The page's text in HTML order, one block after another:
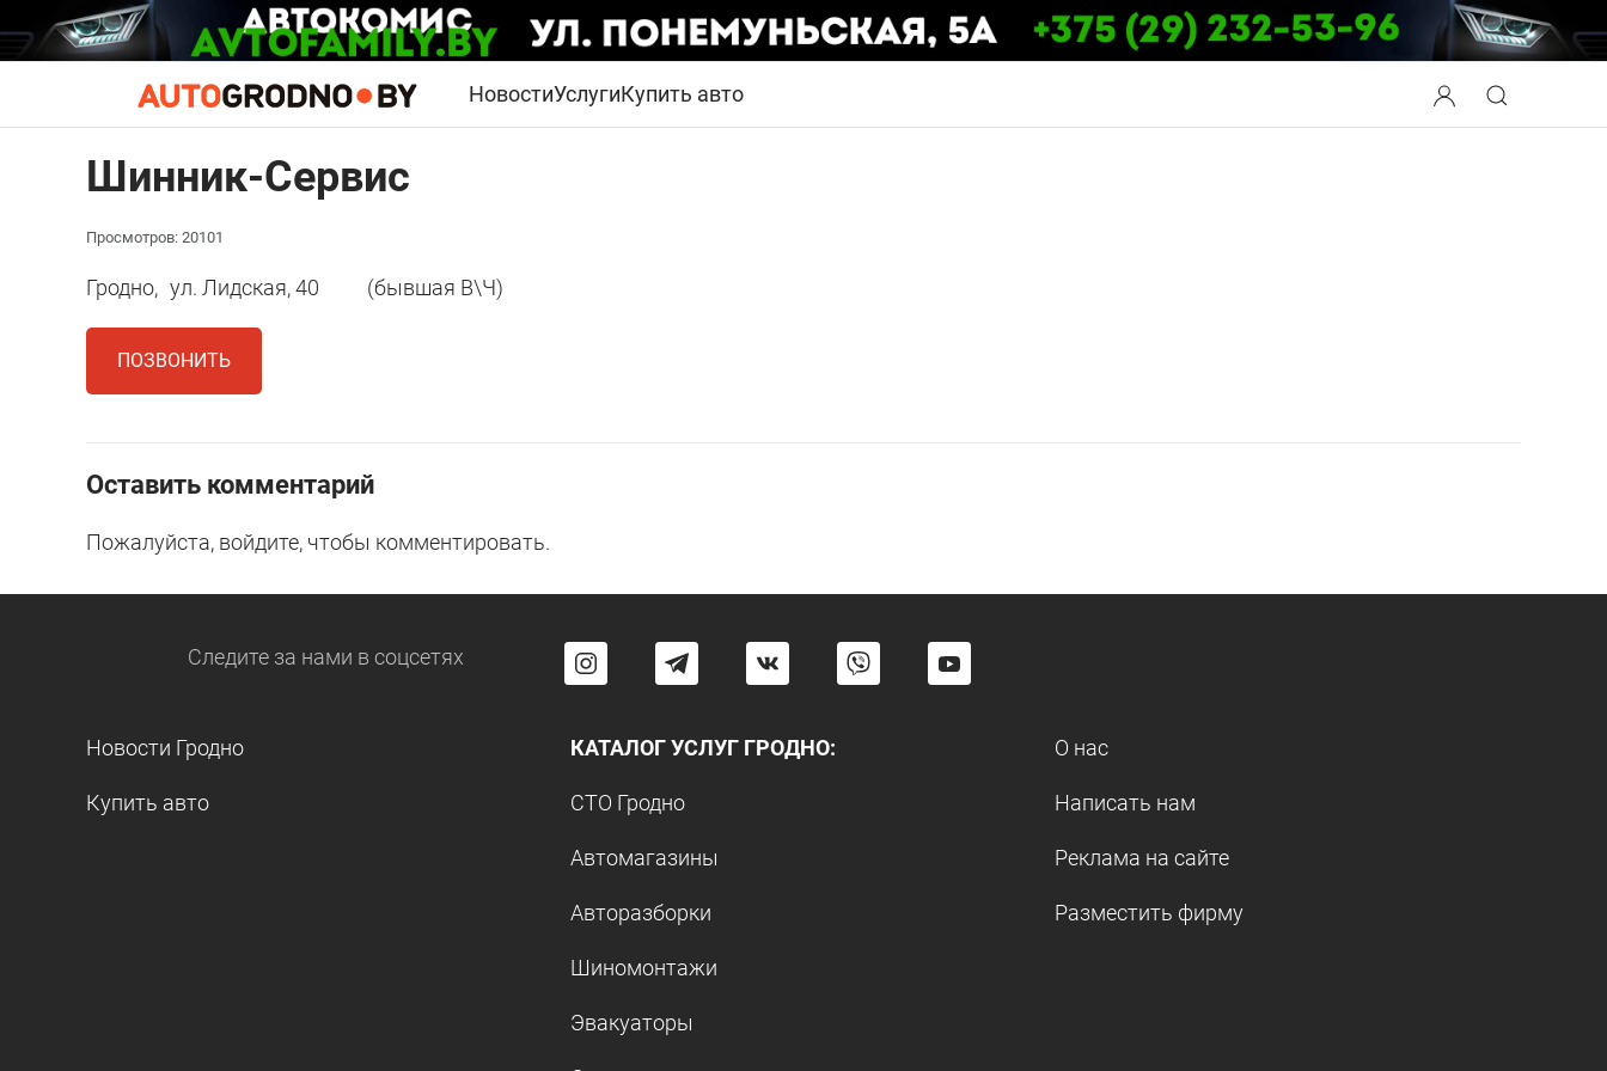
НовостиУслугиКупить авто
Шинник-Сервис
Просмотров: 20101
Гродно, ул. Лидская, 40 (бывшая В\Ч)
ПОЗВОНИТЬ
Оставить комментарий
Пожалуйста, войдите, чтобы комментировать.
Следите за нами в соцсетях
Новости Гродно
Купить авто
КАТАЛОГ УСЛУГ ГРОДНО:
СТО Гродно
Автомагазины
Авторазборки
Шиномонтажи
Эвакуаторы
О нас
Написать нам
Реклама на сайте
Разместить фирму